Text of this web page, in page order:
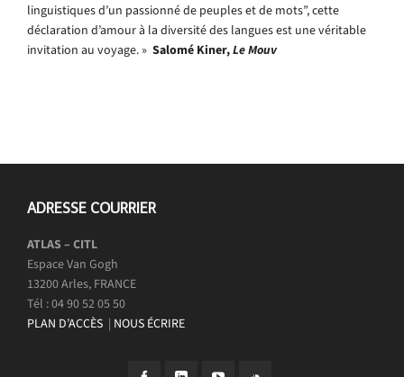
linguistiques d’un passionné de peuples et de mots”, cette
déclaration d’amour à la diversité des langues est une véritable
invitation au voyage. » Salomé Kiner,Le Mouv
ADRESSE COURRIER
ATLAS – CITL
Espace Van Gogh
13200 Arles, FRANCE
Tél : 04 90 52 05 50
PLAN D’ACCÈS | NOUS ÉCRIRE